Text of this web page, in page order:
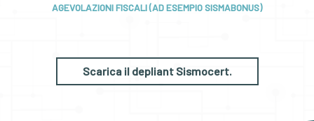
AGEVOLAZIONI FISCALI (AD ESEMPIO SISMABONUS)
Scarica il depliant Sismocert.